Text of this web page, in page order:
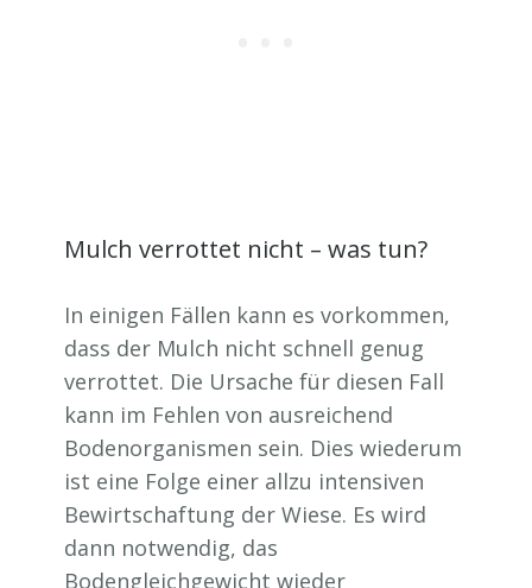
Mulch verrottet nicht – was tun?
In einigen Fällen kann es vorkommen,
dass der Mulch nicht schnell genug
verrottet. Die Ursache für diesen Fall
kann im Fehlen von ausreichend
Bodenorganismen sein. Dies wiederum
ist eine Folge einer allzu intensiven
Bewirtschaftung der Wiese. Es wird
dann notwendig, das
Bodengleichgewicht wieder